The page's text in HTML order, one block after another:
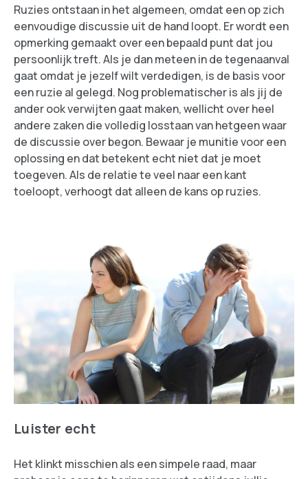
Ruzies ontstaan in het algemeen, omdat een op zich
eenvoudige discussie uit de hand loopt. Er wordt een
opmerking gemaakt over een bepaald punt dat jou
persoonlijk treft. Als je dan meteen in de tegenaanval
gaat omdat je jezelf wilt verdedigen, is de basis voor
een ruzie al gelegd. Nog problematischer is als jij de
ander ook verwijten gaat maken, wellicht over heel
andere zaken die volledig losstaan van hetgeen waar
de discussie over begon. Bewaar je munitie voor een
oplossing en dat betekent echt niet dat je moet
toegeven. Als de relatie te veel naar een kant
toeloopt, verhoogt dat alleen de kans op ruzies.
Luister echt
Het klinkt misschien als een simpele raad, maar